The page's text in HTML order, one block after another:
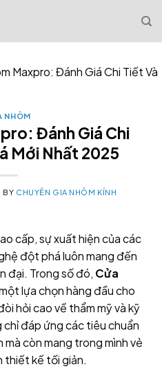
Maxpro: Đánh Giá Chi Tiết Và
NHÔM
Đánh Giá Chi
Mới Nhất 2025
BY CHUYÊN GIA NHÔM KÍNH
cấp, sự xuất hiện của các
đột phá luôn mang đến
đại. Trong số đó, Cửa
lựa chọn hàng đầu cho
hỏi cao về thẩm mỹ và kỹ
đáp ứng các tiêu chuẩn
còn mang trong mình vẻ
thiết kế tối giản.